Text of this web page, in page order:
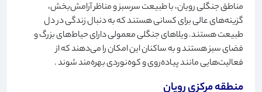
مناطق جنگلی رویان، با طبیعت سرسبز و مناظر آرامش‌بخش،
گزینه‌های عالی برای کسانی هستند که به دنبال زندگی در دل
طبیعت هستند. ویلاهای جنگلی معمولی دارای حیاط‌های بزرگ و
فضای سبز هستند و به ساکنان این امکان را می‌دهند که از
فعالیت‌هایی مانند پیاده‌روی و کوه‌نوردی بهره‌مند شوند.
منطقه مرکزی رویان